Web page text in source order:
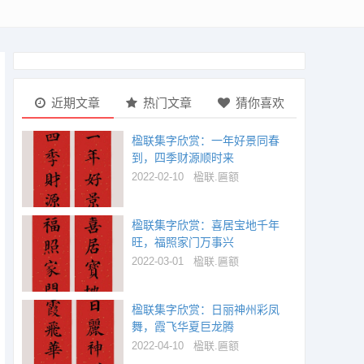
近期文章 热门文章 猜你喜欢
楹联集字欣赏：一年好景同春
到，四季财源顺时来
2022-02-10 楹联.匾额
楹联集字欣赏：喜居宝地千年
旺，福照家门万事兴
2022-03-01 楹联.匾额
楹联集字欣赏：日丽神州彩凤
舞，霞飞华夏巨龙腾
2022-04-10 楹联.匾额